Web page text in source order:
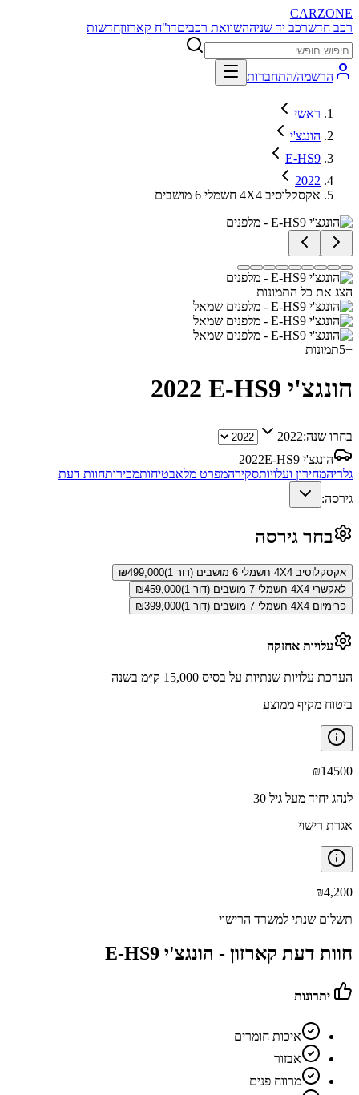
CARZONE
רכב חדשרכב יד שניההשוואת רכביםדו"ח קארזוןחדשות
הרשמה/התחברות
ראשי
הונגצ'י
E-HS9
2022
אקסקלוסיב 4X4 חשמלי 6 מושבים
הצג את כל התמונות
+
5תמונות
הונגצ'י E-HS9 2022
בחרו שנה:2022
הונגצ'י E-HS9
2022
גלריהמחירון ועלויותסקירהמפרט מלאבטיחותמכירותחוות דעת
גירסה:
בחר גירסה
אקסקלוסיב 4X4 חשמלי 6 מושבים (דור 1) ₪499,000
לאקשרי 4X4 חשמלי 7 מושבים (דור 1)
₪459,000
פרימיום 4X4 חשמלי 7 מושבים (דור 1)
₪399,000
עלויות אחזקה
הערכת עלויות שנתיות על בסיס 15,000 ק״מ בשנה
ביטוח מקיף ממוצע
₪14500
לנהג יחיד מעל גיל 30
אגרת רישוי
₪4,200
תשלום שנתי למשרד הרישוי
חוות דעת קארזון - הונגצ'י E-HS9
יתרונות
איכות חומרים
אבזור
מרווח פנים